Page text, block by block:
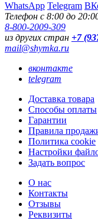
WhatsApp Telegram
Телефон с 8:00 до
8-800-2009-309
из других стран +7
mail@shymka.ru
вконтакте
telegram
Доставка товара
Способы оплаты
Гарантии
Правила
Политика cookie
Настройки
Задать вопрос
О нас
Контакты
Отзывы
Реквизиты